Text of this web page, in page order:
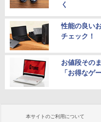
く
性能の良い
チェック！
お値段その
「お得なゲ
本サイトのご利用について